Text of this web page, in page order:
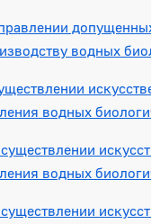
водных
водных
водных